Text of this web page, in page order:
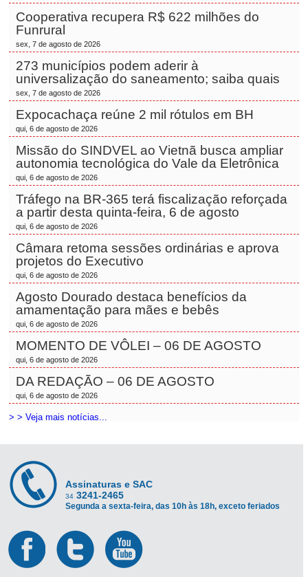
Cooperativa recupera R$ 622 milhões do
Funrural
sex, 7 de agosto de 2026
273 municípios podem aderir à
universalização do saneamento; saiba quais
sex, 7 de agosto de 2026
Expocachaça reúne 2 mil rótulos em BH
qui, 6 de agosto de 2026
Missão do SINDVEL ao Vietnã busca ampliar
autonomia tecnológica do Vale da Eletrônica
qui, 6 de agosto de 2026
Tráfego na BR-365 terá fiscalização reforçada
a partir desta quinta-feira, 6 de agosto
qui, 6 de agosto de 2026
Câmara retoma sessões ordinárias e aprova
projetos do Executivo
qui, 6 de agosto de 2026
Agosto Dourado destaca benefícios da
amamentação para mães e bebês
qui, 6 de agosto de 2026
MOMENTO DE VÔLEI – 06 DE AGOSTO
qui, 6 de agosto de 2026
DA REDAÇÃO – 06 DE AGOSTO
qui, 6 de agosto de 2026
> > Veja mais notícias...
Assinaturas e SAC
34 3241-2465
Segunda a sexta-feira, das 10h às 18h, exceto feriados